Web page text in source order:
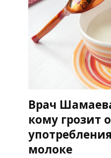
Врач
кому грозит
молоке